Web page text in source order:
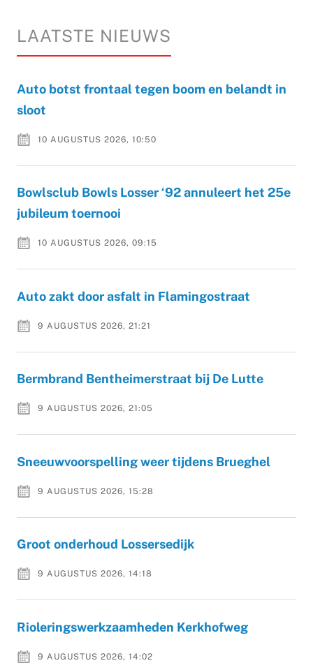
LAATSTE NIEUWS
Auto botst frontaal tegen boom en belandt in
sloot
10 AUGUSTUS 2026, 10:50
Bowlsclub Bowls Losser ‘92 annuleert het 25e
jubileum toernooi
10 AUGUSTUS 2026, 09:15
Auto zakt door asfalt in Flamingostraat
9 AUGUSTUS 2026, 21:21
Bermbrand Bentheimerstraat bij De Lutte
9 AUGUSTUS 2026, 21:05
Sneeuwvoorspelling weer tijdens Brueghel
9 AUGUSTUS 2026, 15:28
Groot onderhoud Lossersedijk
9 AUGUSTUS 2026, 14:18
Rioleringswerkzaamheden Kerkhofweg
9 AUGUSTUS 2026, 14:02